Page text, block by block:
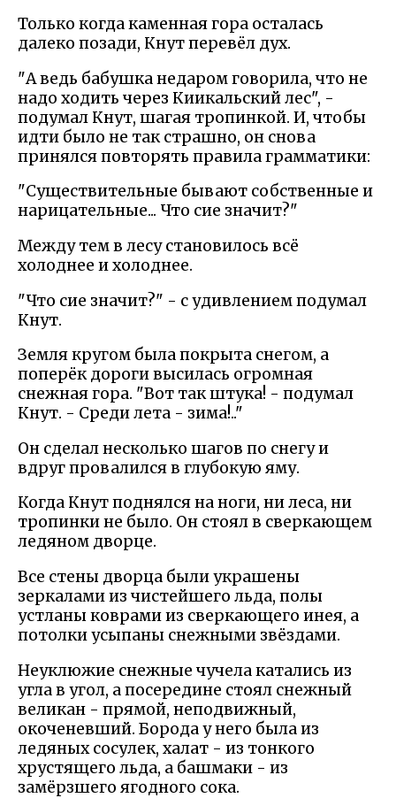
Только когда каменная гора осталась
далеко позади, Кнут перевёл дух.
"А ведь бабушка недаром говорила, что не
надо ходить через Киикальский лес", -
подумал Кнут, шагая тропинкой. И, чтобы
идти было не так страшно, он снова
принялся повторять правила грамматики:
"Существительные бывают собственные и
нарицательные... Что сие значит?"
Между тем в лесу становилось всё
холоднее и холоднее.
"Что сие значит?" - с удивлением подумал
Кнут.
Земля кругом была покрыта снегом, а
поперёк дороги высилась огромная
снежная гора. "Вот так штука! - подумал
Кнут. - Среди лета - зима!.."
Он сделал несколько шагов по снегу и
вдруг провалился в глубокую яму.
Когда Кнут поднялся на ноги, ни леса, ни
тропинки не было. Он стоял в сверкающем
ледяном дворце.
Все стены дворца были украшены
зеркалами из чистейшего льда, полы
устланы коврами из сверкающего инея, а
потолки усыпаны снежными звёздами.
Неуклюжие снежные чучела катались из
угла в угол, а посередине стоял снежный
великан - прямой, неподвижный,
окоченевший. Борода у него была из
ледяных сосулек, халат - из тонкого
хрустящего льда, а башмаки - из
замёрзшего ягодного сока.